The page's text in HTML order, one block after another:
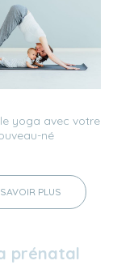
yoga avec votre
né
PLUS
prénatal